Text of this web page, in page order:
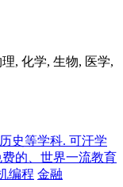
, 化学, 生物, 医学,
历史等学科. 可汗学
的、世界一流教育
编程 金融